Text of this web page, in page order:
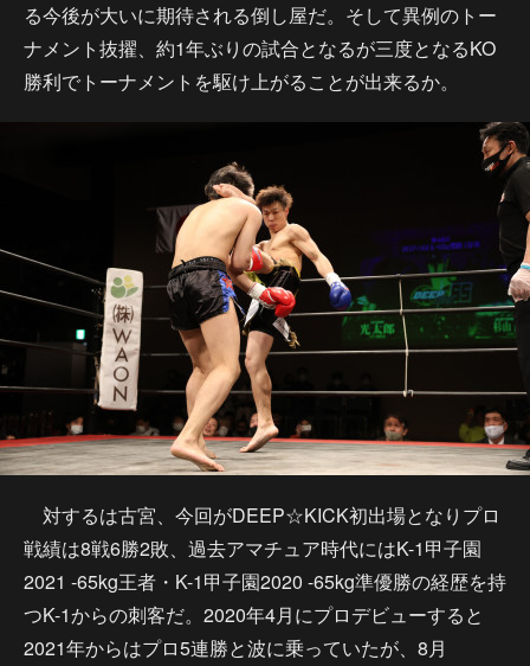
る今後が大いに期待される倒し屋だ。そして異例のトー
ナメント抜擢、約1年ぶりの試合となるが三度となるKO
勝利でトーナメントを駆け上がることが出来るか。
対するは古宮、今回がDEEP☆KICK初出場となりプロ
戦績は8戦6勝2敗、過去アマチュア時代にはK-1甲子園
2021 -65kg王者・K-1甲子園2020 -65kg準優勝の経歴を持
つK-1からの刺客だ。2020年4月にプロデビューすると
2021年からはプロ5連勝と波に乗っていたが、8月